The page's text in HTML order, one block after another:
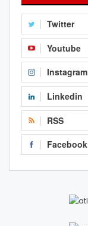
Twitter
Youtube
Instagram
Linkedin
RSS
Facebook